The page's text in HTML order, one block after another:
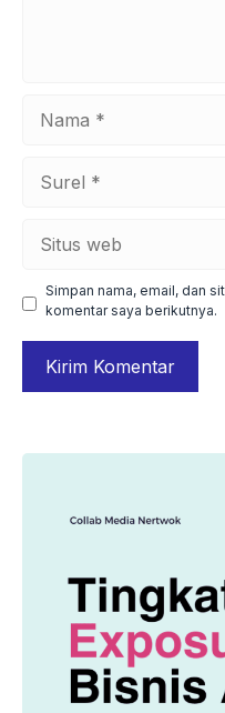
web
Simpan nama, email, dan
komentar saya berikutnya.